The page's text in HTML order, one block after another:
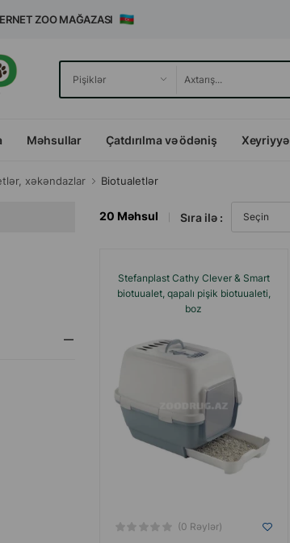
ZOO MAĞAZASI
Məhsullar Çatdırılma və ödəniş Xeyriyyə
xəkəndazlar Biotualetlər
20 Məhsul Sıra ilə :
Stefanplast Cathy Clever & Smart
biotuualet, qapalı pişik biotuualeti,
boz
(0 Rəylər)